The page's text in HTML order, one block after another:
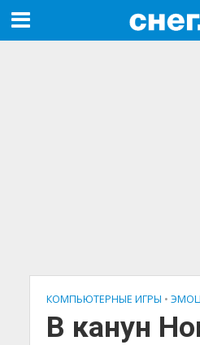
КОМПЬЮТЕРНЫЕ ИГРЫ •
В канун